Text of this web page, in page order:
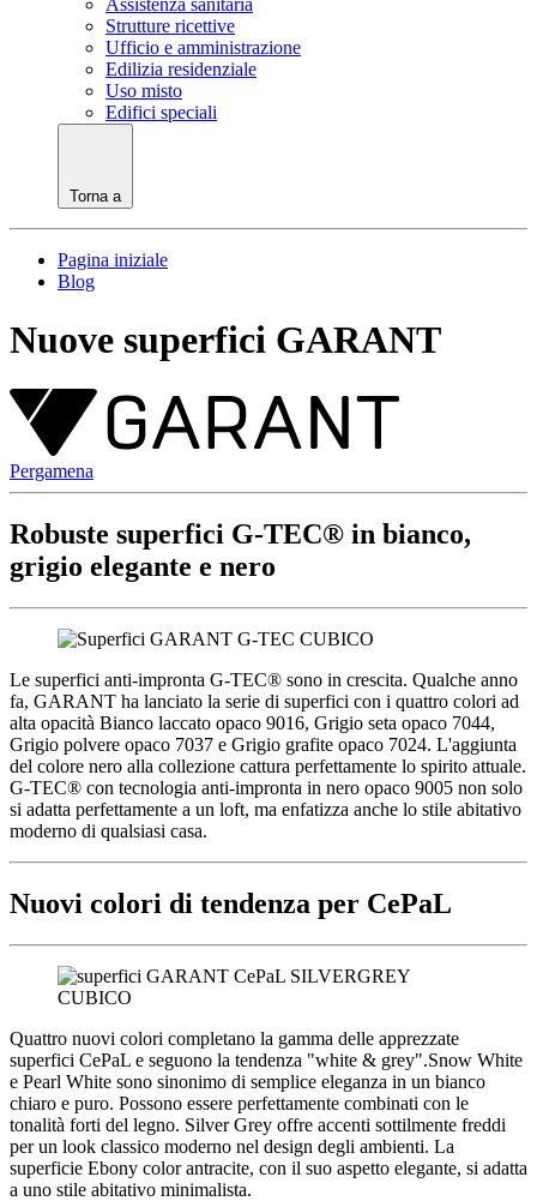
Strutture ricettive
Ufficio e amministrazione
Edilizia residenziale
Uso misto
Edifici speciali
Torna a
Pagina iniziale
Blog
Nuove superfici GARANT
Pergamena
Robuste superfici G-TEC® in bianco,
grigio elegante e nero
Le superfici anti-impronta G-TEC® sono in crescita. Qualche anno
fa, GARANT ha lanciato la serie di superfici con i quattro colori ad
alta opacità Bianco laccato opaco 9016, Grigio seta opaco 7044,
Grigio polvere opaco 7037 e Grigio grafite opaco 7024. L'aggiunta
del colore nero alla collezione cattura perfettamente lo spirito attuale.
G-TEC® con tecnologia anti-impronta in nero opaco 9005 non solo
si adatta perfettamente a un loft, ma enfatizza anche lo stile abitativo
moderno di qualsiasi casa.
Nuovi colori di tendenza per CePaL
Quattro nuovi colori completano la gamma delle apprezzate
superfici CePaL e seguono la tendenza "white & grey".Snow White
e Pearl White sono sinonimo di semplice eleganza in un bianco
chiaro e puro. Possono essere perfettamente combinati con le
tonalità forti del legno. Silver Grey offre accenti sottilmente freddi
per un look classico moderno nel design degli ambienti. La
superficie Ebony color antracite, con il suo aspetto elegante, si adatta
a uno stile abitativo minimalista.